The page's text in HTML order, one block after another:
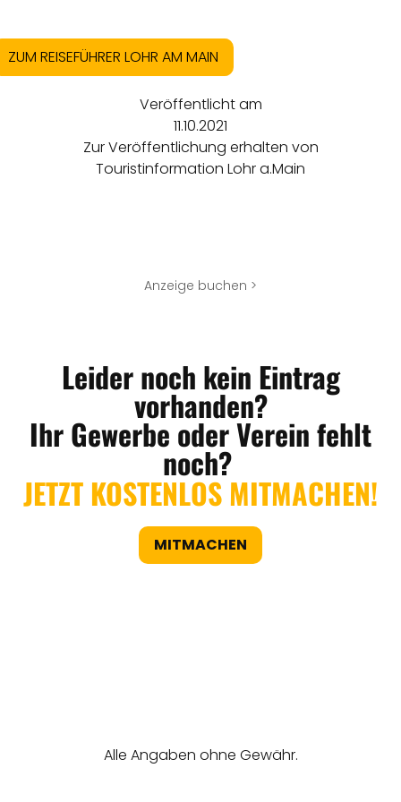
ZUM REISEFÜHRER LOHR AM MAIN
Veröffentlicht am
11.10.2021
Zur Veröffentlichung erhalten von
Touristinformation Lohr a.Main
Anzeige buchen >
Leider noch kein Eintrag
vorhanden?
Ihr Gewerbe oder Verein fehlt
noch?
JETZT KOSTENLOS MITMACHEN!
MITMACHEN